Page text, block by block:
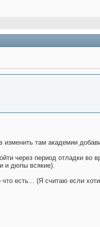
там академии
через период отладки во
и дюпы всякие).
есть... (Я считаю если